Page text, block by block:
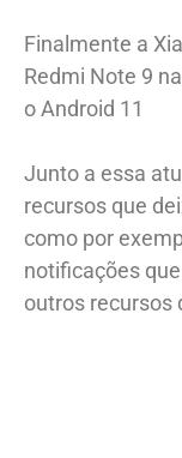
Finalmente a
Redmi Note 9
o Android 11
Junto a essa
recursos que
como por
notificações
outros recursos